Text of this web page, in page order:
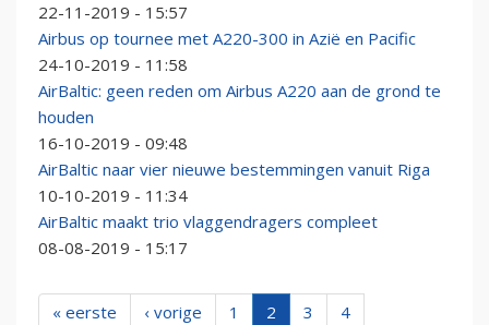
22-11-2019 - 15:57
Airbus op tournee met A220-300 in Azië en Pacific
24-10-2019 - 11:58
AirBaltic: geen reden om Airbus A220 aan de grond te
houden
16-10-2019 - 09:48
AirBaltic naar vier nieuwe bestemmingen vanuit Riga
10-10-2019 - 11:34
AirBaltic maakt trio vlaggendragers compleet
08-08-2019 - 15:17
« eerste ‹ vorige 1 2 3
4